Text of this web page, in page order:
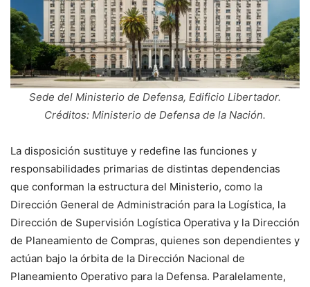
Sede del Ministerio de Defensa, Edificio Libertador.
Créditos: Ministerio de Defensa de la Nación.
La disposición sustituye y redefine las funciones y
responsabilidades primarias de distintas dependencias
que conforman la estructura del Ministerio, como la
Dirección General de Administración para la Logística, la
Dirección de Supervisión Logística Operativa y la Dirección
de Planeamiento de Compras, quienes son dependientes y
actúan bajo la órbita de la Dirección Nacional de
Planeamiento Operativo para la Defensa. Paralelamente,